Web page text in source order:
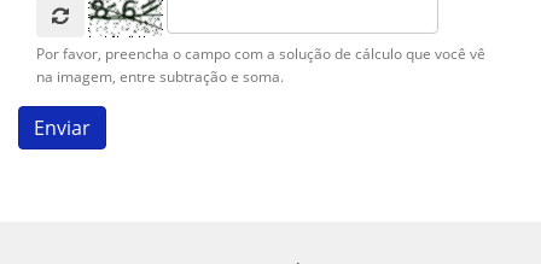
Por favor, preencha o campo com a solução de cálculo que você vê
na imagem, entre subtração e soma.